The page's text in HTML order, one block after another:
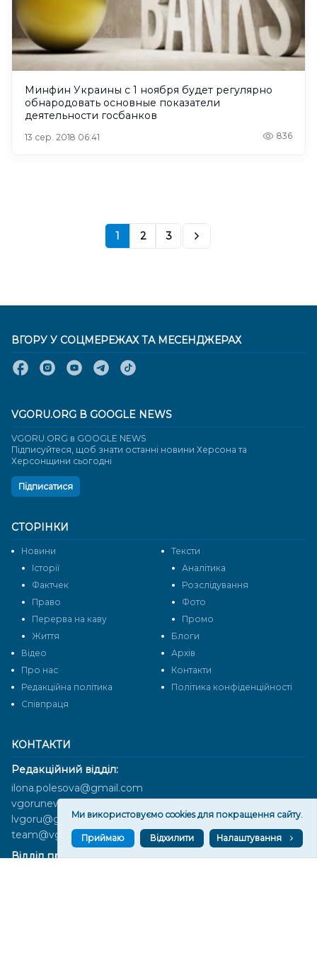
Минфин Украины с 1 ноября будет регулярно
обнародовать основные показатели
деятельности госбанков
13 сер. 2018 06:41 836
1 2 3
КОНТАКТИ
Редакційний відділ:
ilona.polesova@gmail.com
vgorunews@gmail.com
lvgoru@gmail.com
team@vgoru.org
Відділ продажів:
СТОРІНКИ
Новини
Тексти
Історії
Аналітика
Фактчек
Розслідування
Право
Фото
Перерва на каву
Промо
Життя
Блоги
Відео
Архів
Про нас
Контакти
Редакційна політика
Політика конфіденційності
Cпівпраця
ВГОРУ У СОЦМЕРЕЖАХ ТА МЕСЕНДЖЕРАХ
VGORU.ORG В GOOGLE NEWS
VGORU.ORG в GOOGLE NEWS
Підписуйтеся, щоб знати останні новини Херсона та
Херсонщини сьогодні
Підписатися
Ми використовуємо cookies для покращення сайту.
Приймаю Відхилити Налаштування